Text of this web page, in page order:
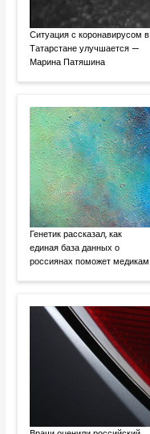
Ситуация с коронавирусом в
Татарстане улучшается —
Марина Патяшина
Генетик рассказал, как
единая база данных о
россиянах поможет медикам